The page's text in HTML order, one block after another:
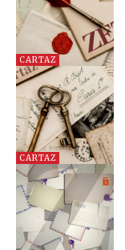
CARTAZ
CARTAZ